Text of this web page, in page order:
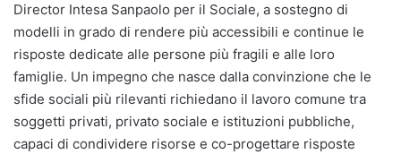
Director Intesa Sanpaolo per il Sociale, a sostegno di
modelli in grado di rendere più accessibili e continue le
risposte dedicate alle persone più fragili e alle loro
famiglie. Un impegno che nasce dalla convinzione che le
sfide sociali più rilevanti richiedano il lavoro comune tra
soggetti privati, privato sociale e istituzioni pubbliche,
capaci di condividere risorse e co-progettare risposte